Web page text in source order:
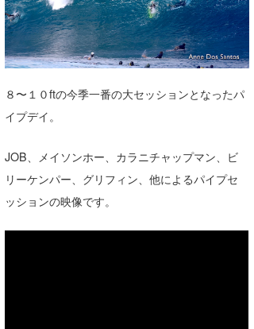
会員メニュー
今月のプレゼント
８〜１０ftの今季一番の大セッションとなったパ
イプデイ。
JOB、メイソンホー、カラニチャップマン、ビ
リーケンパー、グリフィン、他によるパイプセ
ッションの映像です。
ショップ情報
湘南
千葉北
大阪
四国
ウラナミ
お知らせ
サーファーズ